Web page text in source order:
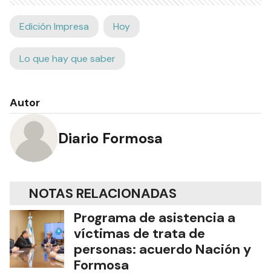
Edición Impresa Hoy
Lo que hay que saber
Autor
Diario Formosa
NOTAS RELACIONADAS
Programa de asistencia a
víctimas de trata de
personas: acuerdo Nación y
Formosa